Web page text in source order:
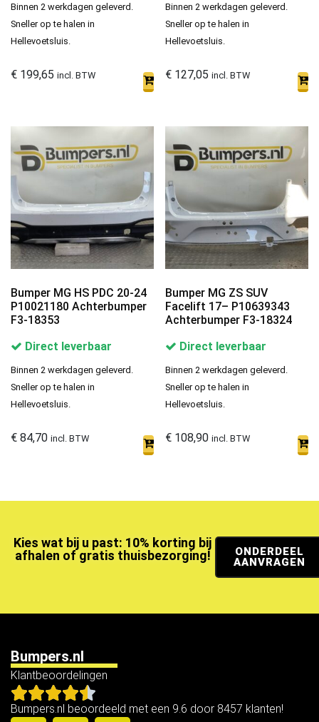
Binnen 2 werkdagen geleverd.
Sneller op te halen in
Hellevoetsluis.
€ 199,65 incl. BTW
Binnen 2 werkdagen geleverd.
Sneller op te halen in
Hellevoetsluis.
€ 127,05 incl. BTW
Bumper MG HS PDC 20-24
P10021180 Achterbumper
F3-18353
Direct leverbaar
Binnen 2 werkdagen geleverd.
Sneller op te halen in
Hellevoetsluis.
€ 84,70 incl. BTW
Bumper MG ZS SUV
Facelift 17– P10639343
Achterbumper F3-18324
Direct leverbaar
Binnen 2 werkdagen geleverd.
Sneller op te halen in
Hellevoetsluis.
€ 108,90 incl. BTW
Kies wat bij u past: 10% korting bij
afhalen of gratis thuisbezorging!
ONDERDEEL
AANVRAGEN
Bumpers.nl
Klantbeoordelingen
Bumpers.nl beoordeeld met een 9.6 door 8457 klanten!